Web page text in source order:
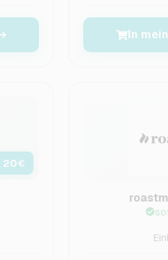
In
20€